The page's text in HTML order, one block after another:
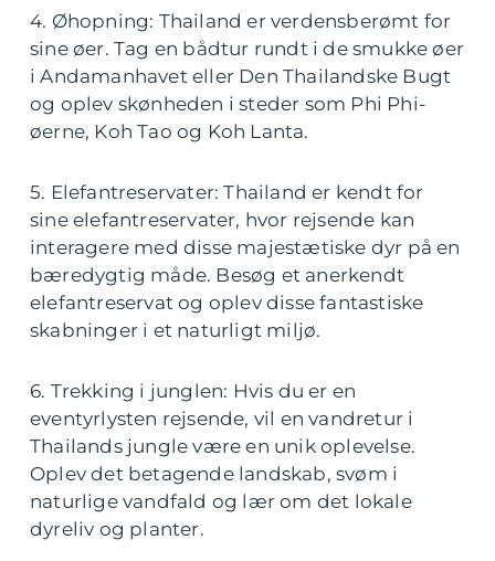
4. Øhopning: Thailand er verdensberømt for
sine øer. Tag en bådtur rundt i de smukke øer
i Andamanhavet eller Den Thailandske Bugt
og oplev skønheden i steder som Phi Phi-
øerne, Koh Tao og Koh Lanta.
5. Elefantreservater: Thailand er kendt for
sine elefantreservater, hvor rejsende kan
interagere med disse majestætiske dyr på en
bæredygtig måde. Besøg et anerkendt
elefantreservat og oplev disse fantastiske
skabninger i et naturligt miljø.
6. Trekking i junglen: Hvis du er en
eventyrlysten rejsende, vil en vandretur i
Thailands jungle være en unik oplevelse.
Oplev det betagende landskab, svøm i
naturlige vandfald og lær om det lokale
dyreliv og planter.